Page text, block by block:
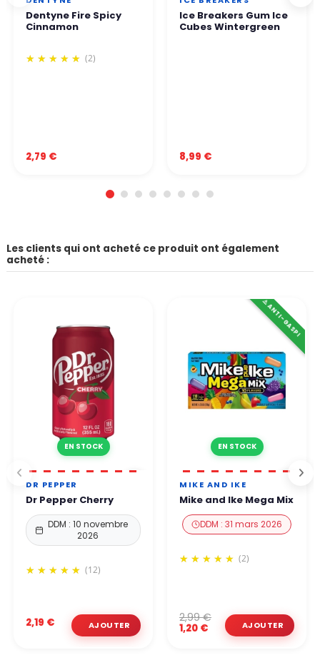
Dentyne Fire Spicy
Cinnamon
(2)
2,79 €
Ice Breakers Gum Ice
Cubes Wintergreen
8,99 €
Les clients qui ont acheté ce produit ont également
acheté :
EN STOCK
DR PEPPER
Dr Pepper Cherry
DDM : 10 novembre
2026
(12)
2,19 €
EN STOCK
⚠️ ANTI-GASPI
MIKE AND IKE
Mike and Ike Mega Mix
DDM : 31 mars 2026
(2)
1,20 €
2,99 €